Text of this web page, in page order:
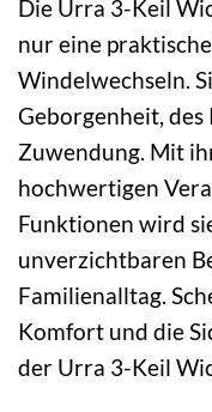
Die Urra 3-Keil
nur eine
Windelwechseln.
Geborgenheit,
Zuwendung. Mit
hochwertigen
Funktionen wird
unverzichtbaren
Familienalltag.
Komfort und die
der Urra 3-Keil